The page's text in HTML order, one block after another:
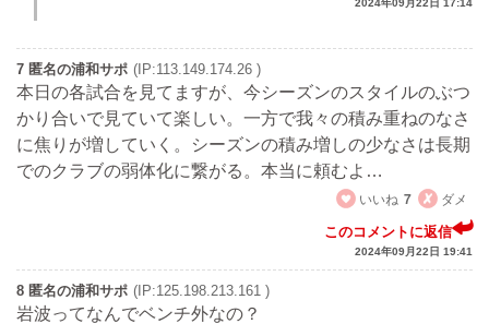
7 匿名の浦和サポ (IP:113.149.174.26 )
本日の各試合を見てますが、今シーズンのスタイルのぶつ
かり合いで見ていて楽しい。一方で我々の積み重ねのなさ
に焦りが増していく。シーズンの積み増しの少なさは長期
でのクラブの弱体化に繋がる。本当に頼むよ…
いいね 7 ダメ
このコメントに返信
2024年09月22日 19:41
8 匿名の浦和サポ (IP:125.198.213.161 )
岩波ってなんでベンチ外なの？